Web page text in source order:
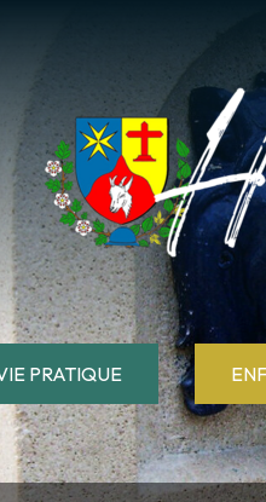
PRATIQUE